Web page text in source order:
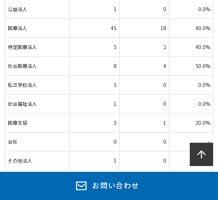
公益法人 1 0 0.0%
医療法人 45 18 40.0%
特定医療法人 5 2 40.0%
社会医療法人 8 4 50.0%
私立学校法人 5 0 0.0%
社会福祉法人 1 0 0.0%
医療生協 5 1 20.0%
会社 0 0 –
その他法人 1 0 0.0%
お問い合わせ